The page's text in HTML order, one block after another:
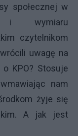
społecznej w
i wymiaru
czytelnikom
uwagę na
KPO? Stosuje
nam
żyje się
A jak jest